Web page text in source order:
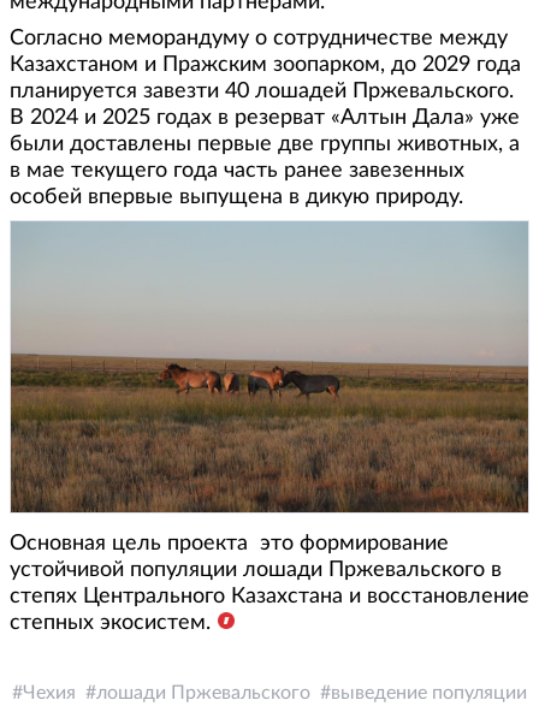
Согласно меморандуму о сотрудничестве между
Казахстаном и Пражским зоопарком, до 2029 года
планируется завезти 40 лошадей Пржевальского.
В 2024 и 2025 годах в резерват «Алтын Дала» уже
были доставлены первые две группы животных, а
в мае текущего года часть ранее завезенных
особей впервые выпущена в дикую природу.
Основная цель проекта ­ это формирование
устойчивой популяции лошади Пржевальского в
степях Центрального Казахстана и восстановление
степных экосистем.
Чехия лошади Пржевальского выведение популяции